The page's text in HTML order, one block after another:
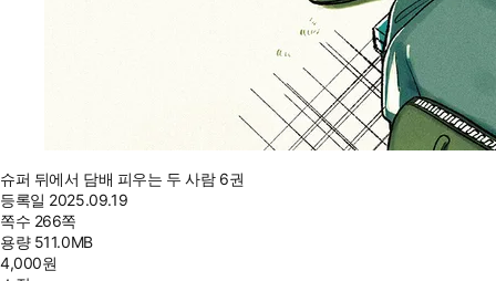
슈퍼 뒤에서 담배 피우는 두 사람 6권
등록일 2025.09.19
쪽수 266쪽
용량 511.0MB
4,000원